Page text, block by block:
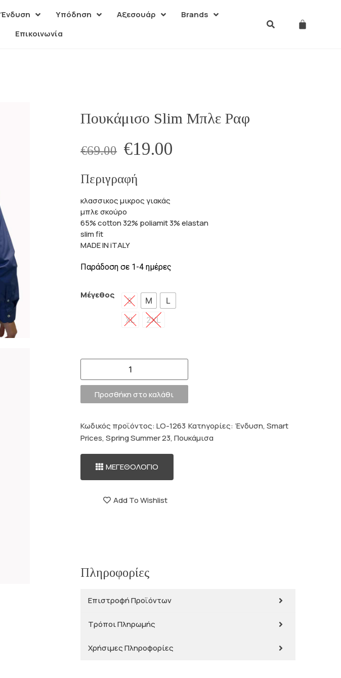
Ένδυση Υπόδηση Αξεσουάρ
Brands
Επικοινωνία
Πουκάμισο Slim Μπλε Ραφ
€69.00 €19.00
Περιγραφή
κλασσικος μικρος γιακάς
μπλε σκούρο
65% cotton 32% poliamit 3% elastan
slim fit
MADE IN iTALY
Παράδοση σε 1-4 ημέρες
Μέγεθος
S M
L
XL
2XL
Προσθήκη στο καλάθι
Κωδικός προϊόντος:LO-1263 Κατηγορίες: Ένδυση,Smart
Prices,Spring Summer 23,Πουκάμισα
ΜΕΓΕΘΟΛΟΓΙΟ
Add To Wishlist
Πληροφορίες
Επιστροφή Προϊόντων
Τρόποι Πληρωμής
Χρήσιμες Πληροφορίες